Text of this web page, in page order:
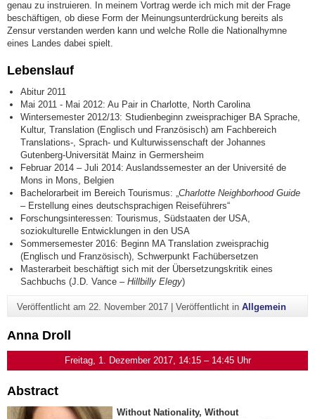
genau zu instruieren. In meinem Vortrag werde ich mich mit der Frage
beschäftigen, ob diese Form der Meinungsunterdrückung bereits als
Zensur verstanden werden kann und welche Rolle die Nationalhymne
eines Landes dabei spielt.
Lebenslauf
Abitur 2011
Mai 2011 - Mai 2012: Au Pair in Charlotte, North Carolina
Wintersemester 2012/13: Studienbeginn zweisprachiger BA Sprache,
Kultur, Translation (Englisch und Französisch) am Fachbereich
Translations-, Sprach- und Kulturwissenschaft der Johannes
Gutenberg-Universität Mainz in Germersheim
Februar 2014 – Juli 2014: Auslandssemester an der Université de
Mons in Mons, Belgien
Bachelorarbeit im Bereich Tourismus: „Charlotte Neighborhood Guide
– Erstellung eines deutschsprachigen Reiseführers“
Forschungsinteressen: Tourismus, Südstaaten der USA,
soziokulturelle Entwicklungen in den USA
Sommersemester 2016: Beginn MA Translation zweisprachig
(Englisch und Französisch), Schwerpunkt Fachübersetzen
Masterarbeit beschäftigt sich mit der Übersetzungskritik eines
Sachbuchs (J.D. Vance –Hillbilly Elegy)
Veröffentlicht am 22. November 2017| Veröffentlicht in Allgemein
Anna Droll
Freitag, 1. Dezember 2017, 14:15 – 14:45 Uhr
Abstract
Without Nationality, Without